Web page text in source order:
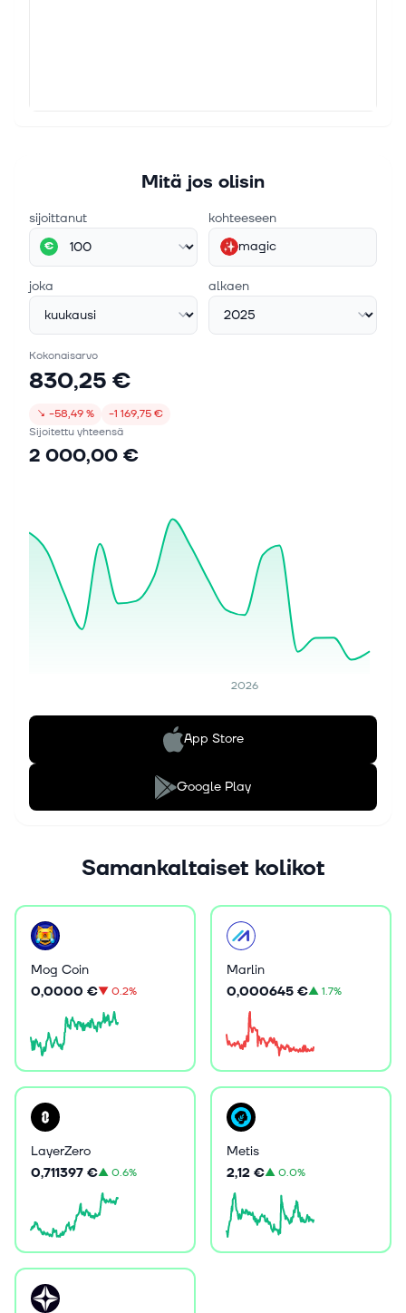
Mitä jos olisin
sijoittanut
€
kohteeseen
magic
joka alkaen
Kokonaisarvo
830,25 €
↘ −58,49 %
−1 169,75 €
Sijoitettu yhteensä
2 000,00 €
2026
App Store
Google Play
Samankaltaiset kolikot
Mog Coin
0,0000 €▼0.2%
Marlin
0,000645 €▲1.7%
LayerZero
0,711397 €▲0.6%
Metis
2,12 €▲0.0%